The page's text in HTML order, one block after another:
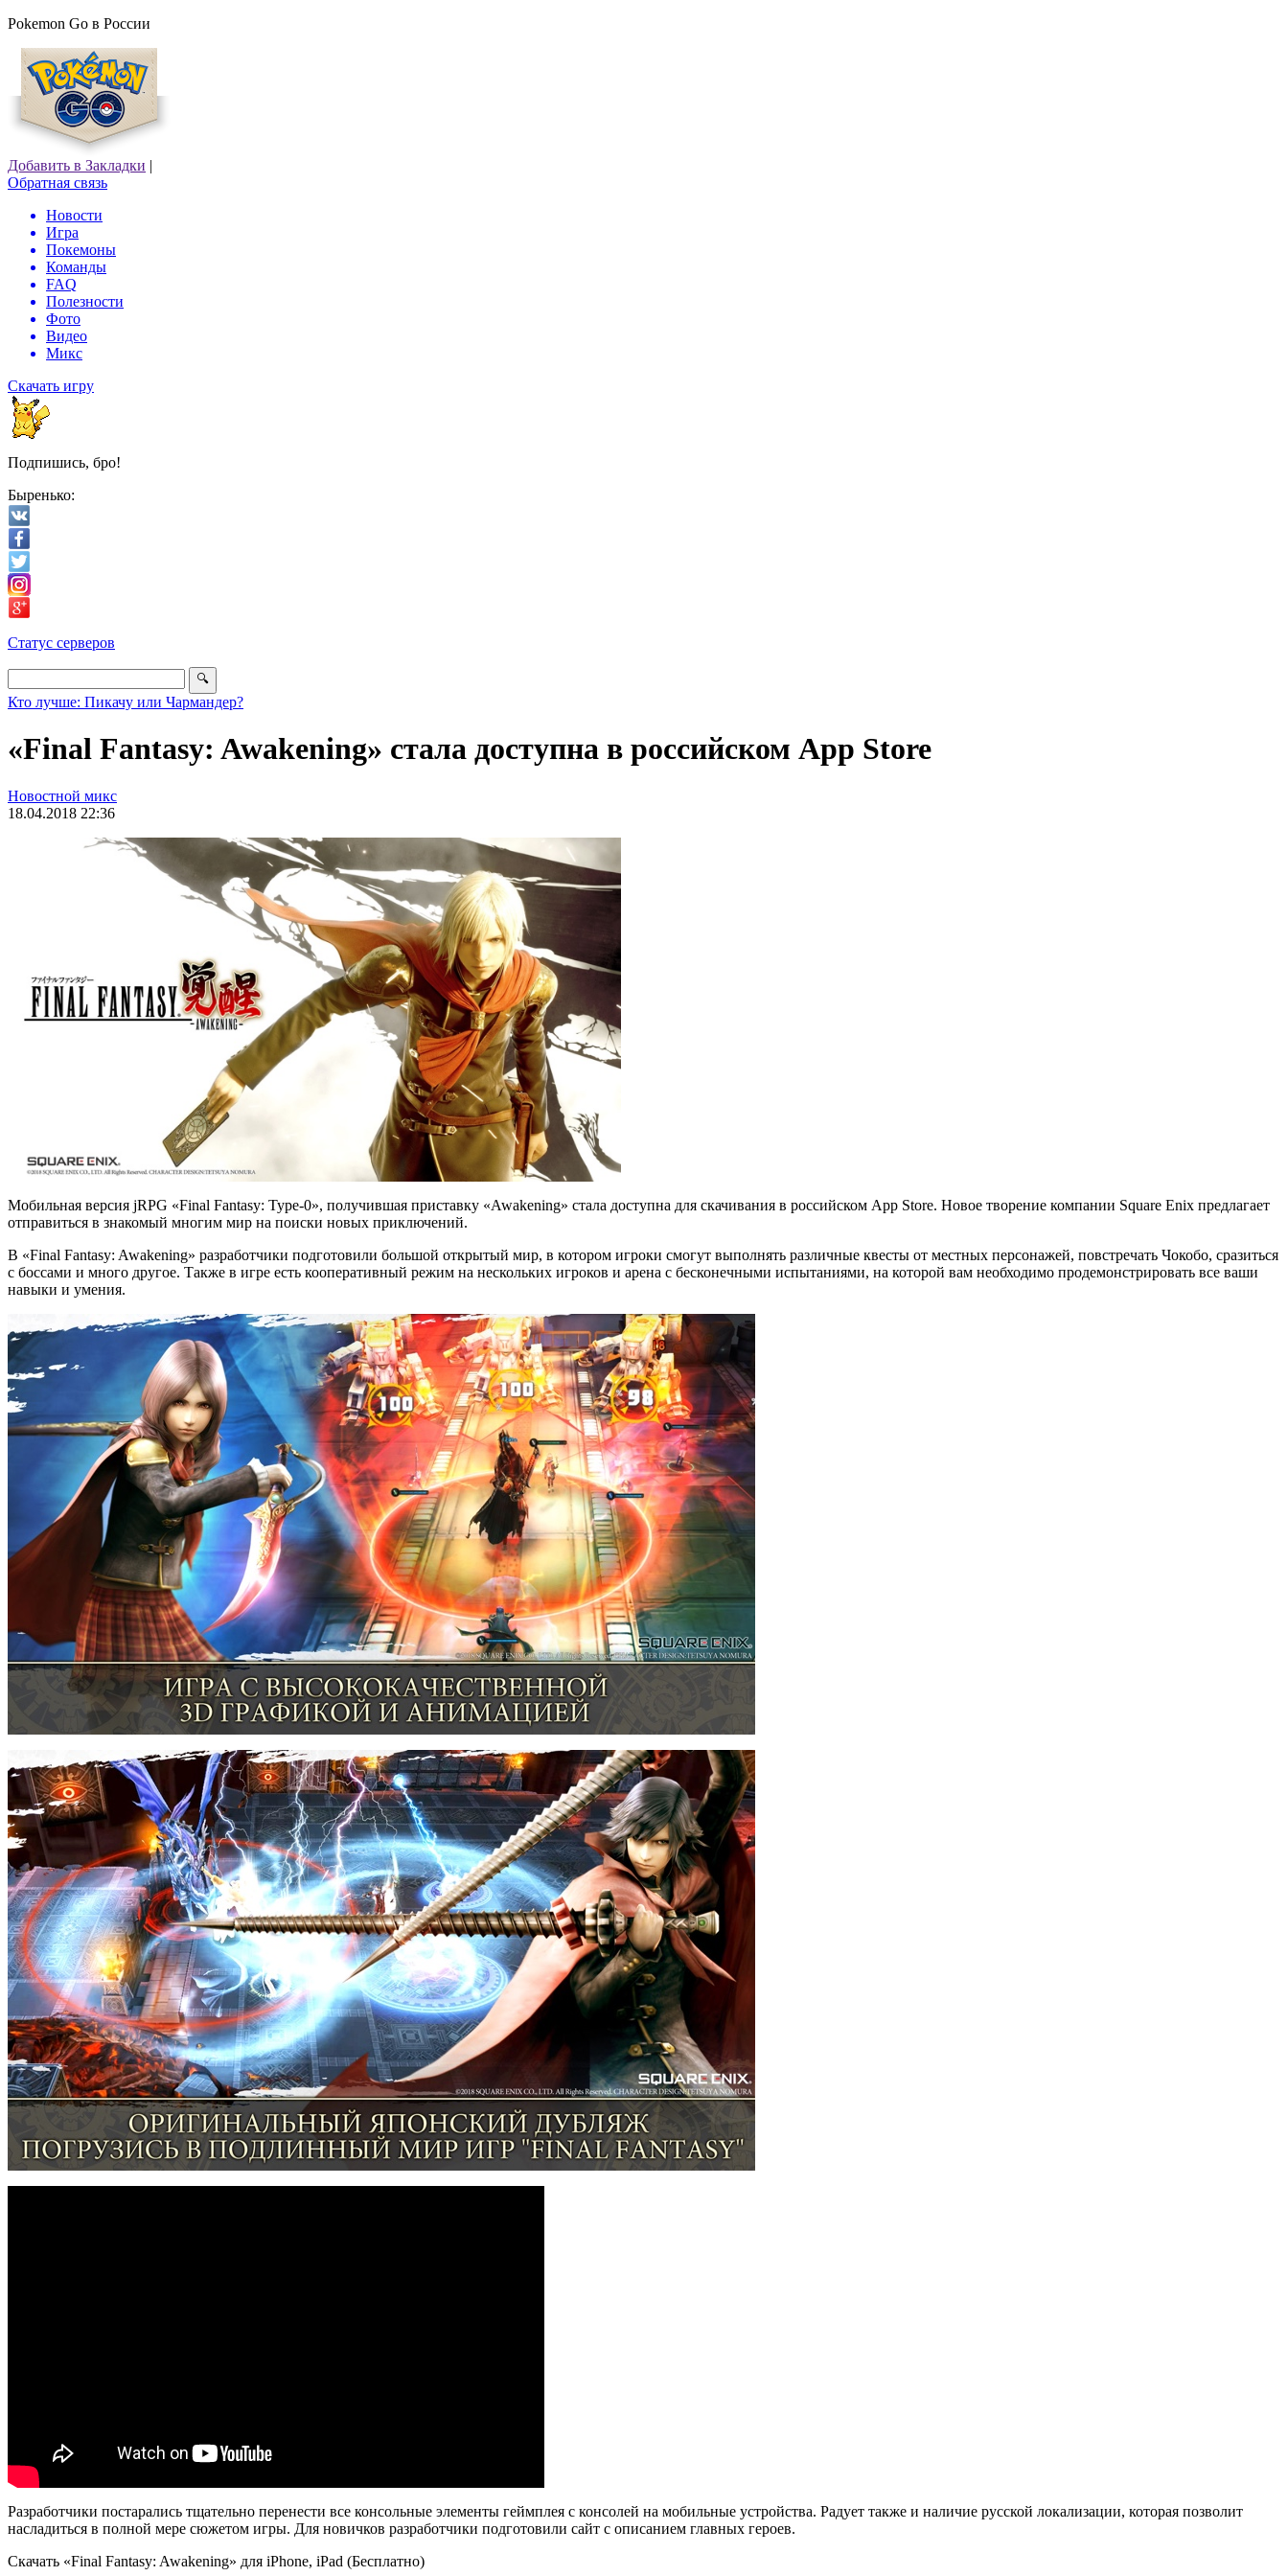
Pokemon Go в России
Добавить в Закладки |
Обратная связь
Новости
Игра
Покемоны
Команды
FAQ
Полезности
Фото
Видео
Микс
Скачать игру
Подпишись, бро!
Быренько:
Статус серверов
Кто лучше: Пикачу или Чармандер?
«Final Fantasy: Awakening» стала доступна в российском App Store
Новостной микс
18.04.2018 22:36
Мобильная версия jRPG «Final Fantasy: Type-0», получившая приставку «Awakening» стала доступна для скачивания в российском App Store. Новое творение компании Square Enix предлагает
отправиться в знакомый многим мир на поиски новых приключений.
В «Final Fantasy: Awakening» разработчики подготовили большой открытый мир, в котором игроки смогут выполнять различные квесты от местных персонажей, повстречать Чокобо, сразиться
с боссами и много другое. Также в игре есть кооперативный режим на нескольких игроков и арена с бесконечными испытаниями, на которой вам необходимо продемонстрировать все ваши
навыки и умения.
Разработчики постарались тщательно перенести все консольные элементы геймплея с консолей на мобильные устройства. Радует также и наличие русской локализации, которая позволит
насладиться в полной мере сюжетом игры. Для новичков разработчики подготовили сайт с описанием главных героев.
Скачать «Final Fantasy: Awakening» для iPhone, iPad (Бесплатно)